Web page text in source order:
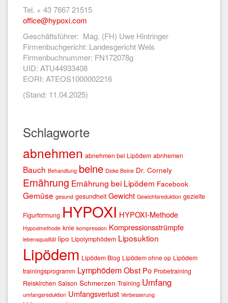
Tel. + 43 7667 21515
office@hypoxi.com
Geschäftsführer: Mag. (FH) Uwe Hintringer
Firmenbuchgericht: Landesgericht Wels
Firmenbuchnummer: FN172078g
UID: ATU44933408
EORI: ATEOS1000002216
(Stand: 11.04.2025)
Schlagworte
abnehmen abnehmen bei Lipödem abnhemen
Bauch Behandlung beine Dicke Beine Dr. Cornely
Ernährung Ernährung bei Lipödem Facebook
Gemüse gesund gesundheit Gewicht Gewichtsreduktion gezielte
Figurformung HYPOXI HYPOXI-Methode
Hypoximethode knie kompression Kompressionsstrümpfe
lebensqualität lipo Lipolymphödem Liposuktion
Lipödem Lipödem Blog Lipödem ohne op Lipödem
trainingsprogramm LymphödemObst Po Probetraining
Reiskirchen Saison Schmerzen Training Umfang
umfangsreduktion Umfangsverlust Verbesserung